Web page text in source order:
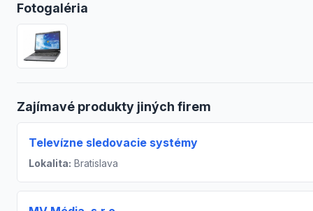
Fotogaléria
Zajímavé produkty jiných firem
Televízne sledovacie systémy
Lokalita: Bratislava